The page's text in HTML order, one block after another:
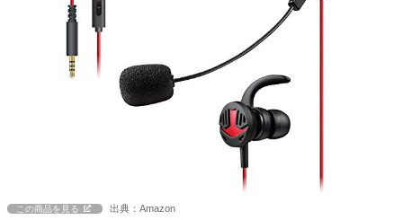
この商品を見る 出典：Amazon